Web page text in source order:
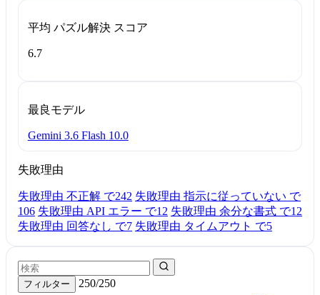
平均 パズル解決 スコア
6.7
最良モデル
Gemini 3.6 Flash 10.0
失敗理由
失敗理由 不正解 で242 失敗理由 指示に従っていない で
106 失敗理由 API エラー で12 失敗理由 余分な書式 で12
失敗理由 回答なし で7 失敗理由 タイムアウト で5
フィルター 250/250